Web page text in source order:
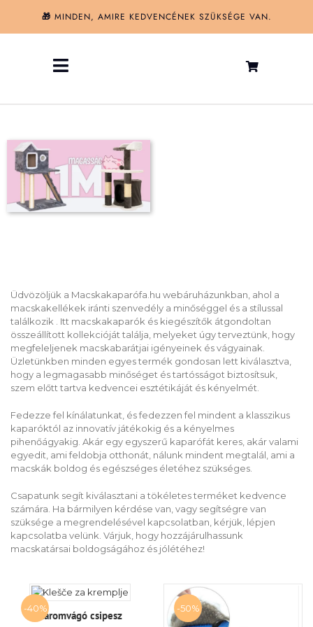
🎁 MINDEN, AMIRE KEDVENCÉNEK SZÜKSÉGE VAN.
Toggle
Macska kellékek
Hónap termékei
Üdvözöljük a Macskakaparófa.hu webáruházunkban, ahol a
macskakellékek iránti szenvedély a minőséggel és a stílussal
találkozik . Itt macskakaparók és kiegészítők átgondoltan
összeállított kollekcióját találja, melyeket úgy terveztünk, hogy
megfeleljenek macskabarátjai igényeinek és vágyainak.
Üzletünkben minden egyes termék gondosan lett kiválasztva,
hogy a legmagasabb minőséget és tartósságot biztosítsuk,
szem előtt tartva kedvencei esztétikáját és kényelmét.
Fedezze fel kínálatunkat, és fedezzen fel mindent a klasszikus
kaparóktól az innovatív játékokig és a kényelmes
pihenőágyakig. Akár egy egyszerű kaparófát keres, akár valami
egyedit, ami feldobja otthonát, nálunk mindent megtalál, ami a
macskák boldog és egészséges életéhez szükséges.
Csapatunk segít kiválasztani a tökéletes terméket kedvence
számára. Ha bármilyen kérdése van, vagy segítségre van
szüksége a megrendelésével kapcsolatban, kérjük, lépjen
kapcsolatba velünk. Várjuk, hogy hozzájárulhassunk
macskatársai boldogságához és jólétéhez!
-40%
Karomvágó csipesz
-50%